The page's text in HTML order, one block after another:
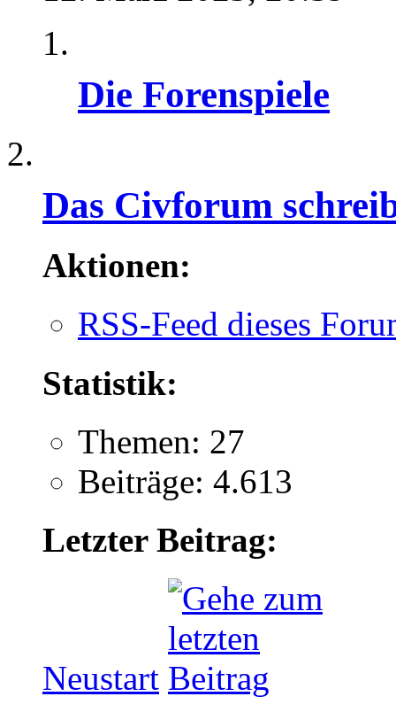
Die Forenspiele
Das Civforum
Aktionen:
RSS-Feed dieses
Statistik:
Themen: 27
Beiträge: 4.613
Letzter Beitrag:
Neustart